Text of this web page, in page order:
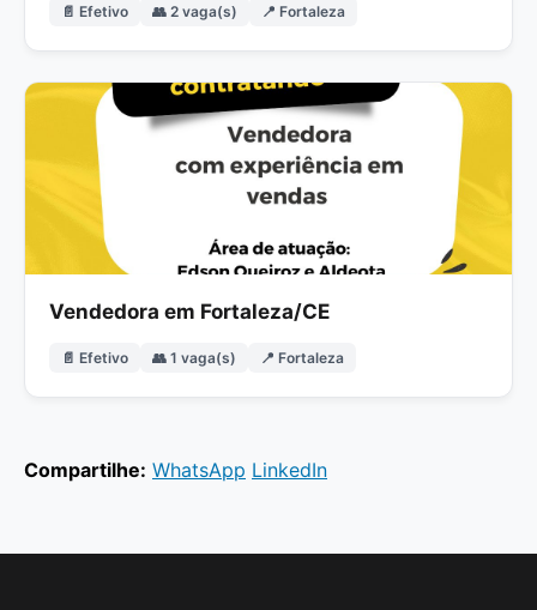
📄 Efetivo 👥 2 vaga(s) 📍 Fortaleza
Vendedora em Fortaleza/CE
📄 Efetivo 👥 1 vaga(s) 📍 Fortaleza
Compartilhe: WhatsApp LinkedIn